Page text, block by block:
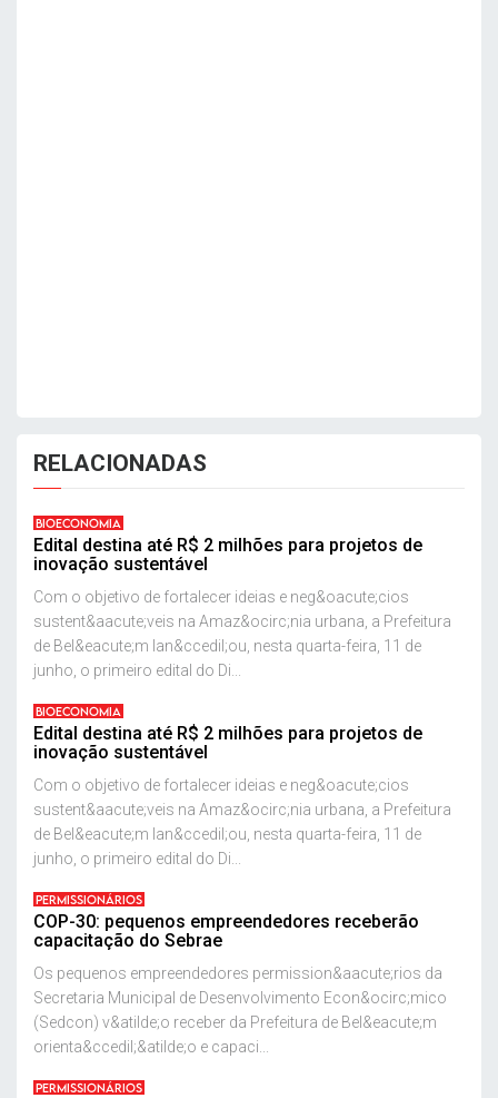
RELACIONADAS
BIOECONOMIA
Edital destina até R$ 2 milhões para projetos de
inovação sustentável
Com o objetivo de fortalecer ideias e neg&oacute;cios
sustent&aacute;veis na Amaz&ocirc;nia urbana, a Prefeitura
de Bel&eacute;m lan&ccedil;ou, nesta quarta-feira, 11 de
junho, o primeiro edital do Di...
BIOECONOMIA
Edital destina até R$ 2 milhões para projetos de
inovação sustentável
Com o objetivo de fortalecer ideias e neg&oacute;cios
sustent&aacute;veis na Amaz&ocirc;nia urbana, a Prefeitura
de Bel&eacute;m lan&ccedil;ou, nesta quarta-feira, 11 de
junho, o primeiro edital do Di...
PERMISSIONÁRIOS
COP-30: pequenos empreendedores receberão
capacitação do Sebrae
Os pequenos empreendedores permission&aacute;rios da
Secretaria Municipal de Desenvolvimento Econ&ocirc;mico
(Sedcon) v&atilde;o receber da Prefeitura de Bel&eacute;m
orienta&ccedil;&atilde;o e capaci...
PERMISSIONÁRIOS